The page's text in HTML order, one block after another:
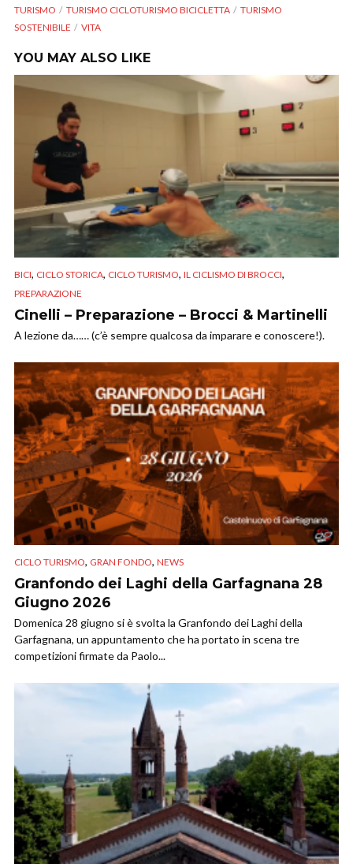
TURISMO
TURISMO CICLOTURISMO BICICLETTA
TURISMO
SOSTENIBILE
VITA
YOU MAY ALSO LIKE
BICI, CICLO STORICA, CICLO TURISMO, IL CICLISMO DI BROCCI,
PREPARAZIONE
Cinelli – Preparazione – Brocci & Martinelli
A lezione da…… (c’è sempre qualcosa da imparare e conoscere!).
CICLO TURISMO, GRAN FONDO, NEWS
Granfondo dei Laghi della Garfagnana 28
Giugno 2026
Domenica 28 giugno si è svolta la Granfondo dei Laghi della
Garfagnana, un appuntamento che ha portato in scena tre
competizioni firmate da Paolo...